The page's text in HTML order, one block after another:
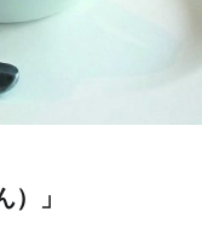
）」